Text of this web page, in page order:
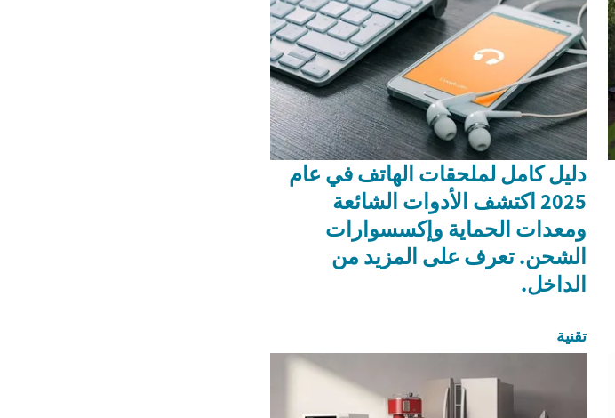
دليل كامل لملحقات الهاتف في عام
2025 اكتشف الأدوات الشائعة
ومعدات الحماية وإكسسوارات
الشحن. تعرف على المزيد من
الداخل.
تقنية